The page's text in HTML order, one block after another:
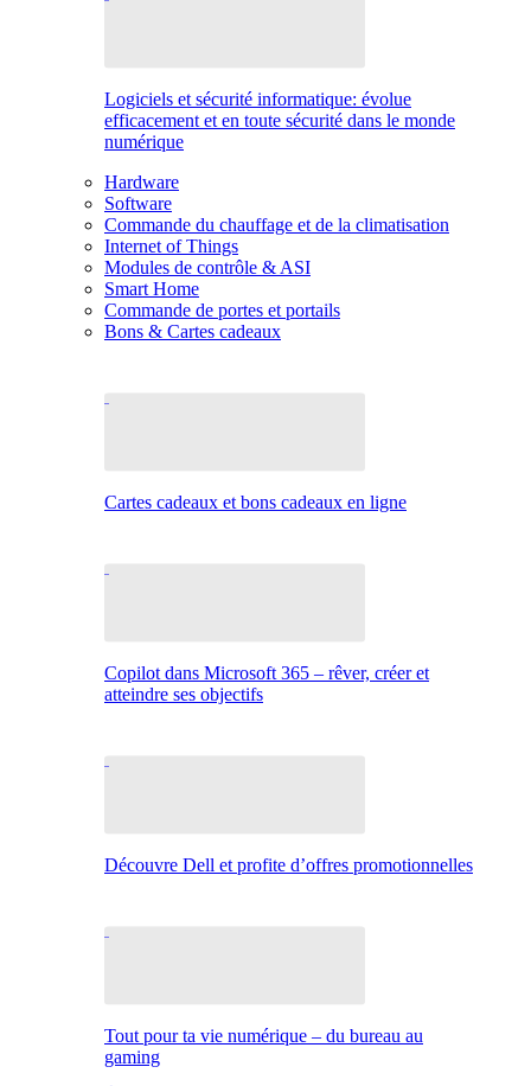
Logiciels et sécurité informatique: évolue
efficacement et en toute sécurité dans le monde
numérique
Hardware
Software
Commande du chauffage et de la climatisation
Internet of Things
Modules de contrôle & ASI
Smart Home
Commande de portes et portails
Bons & Cartes cadeaux
Cartes cadeaux et bons cadeaux en ligne
Copilot dans Microsoft 365 – rêver, créer et
atteindre ses objectifs
Découvre Dell et profite d’offres promotionnelles
Tout pour ta vie numérique – du bureau au
gaming